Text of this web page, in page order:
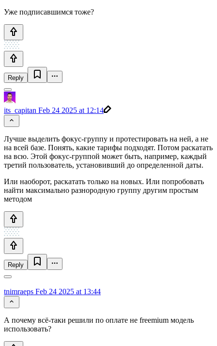
Уже подписавшимся тоже?
Reply
its_capitan Feb 24 2025 at 12:14
Лучше выделить фокус-группу и протестировать на ней, а не
на всей базе. Понять, какие тарифы подходят. Потом раскатать
на всю. Этой фокус-группой может быть, например, каждый
третий пользователь, установивший до определенной даты.
Или наоборот, раскатать только на новых. Или попробовать
найти максимально разнородную группу другим простым
методом
Reply
tnimraeps Feb 24 2025 at 13:44
А почему всё-таки решили по оплате не freemium модель
использовать?